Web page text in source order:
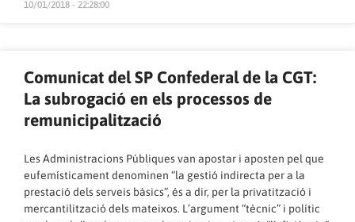
10/01/2018 - 22:28:00
Comunicat del SP Confederal de la CGT:
La subrogació en els processos de
remunicipalització
Les Administracions Públiques van apostar i aposten pel que
eufemísticament denominen “la gestió indirecta per a la
prestació dels serveis bàsics”, és a dir, per la privatització i
mercantilització dels mateixos. L’argument “tècnic” i polític